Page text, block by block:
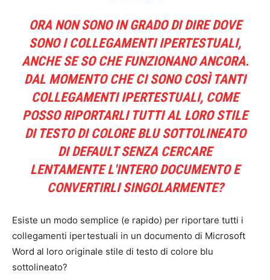
ORA NON SONO IN GRADO DI DIRE DOVE
SONO I COLLEGAMENTI IPERTESTUALI,
ANCHE SE SO CHE FUNZIONANO ANCORA.
DAL MOMENTO CHE CI SONO COSÌ TANTI
COLLEGAMENTI IPERTESTUALI, COME
POSSO RIPORTARLI TUTTI AL LORO STILE
DI TESTO DI COLORE BLU SOTTOLINEATO
DI DEFAULT SENZA CERCARE
LENTAMENTE L'INTERO DOCUMENTO E
CONVERTIRLI SINGOLARMENTE?
Esiste un modo semplice (e rapido) per riportare tutti i
collegamenti ipertestuali in un documento di Microsoft
Word al loro originale stile di testo di colore blu
sottolineato?